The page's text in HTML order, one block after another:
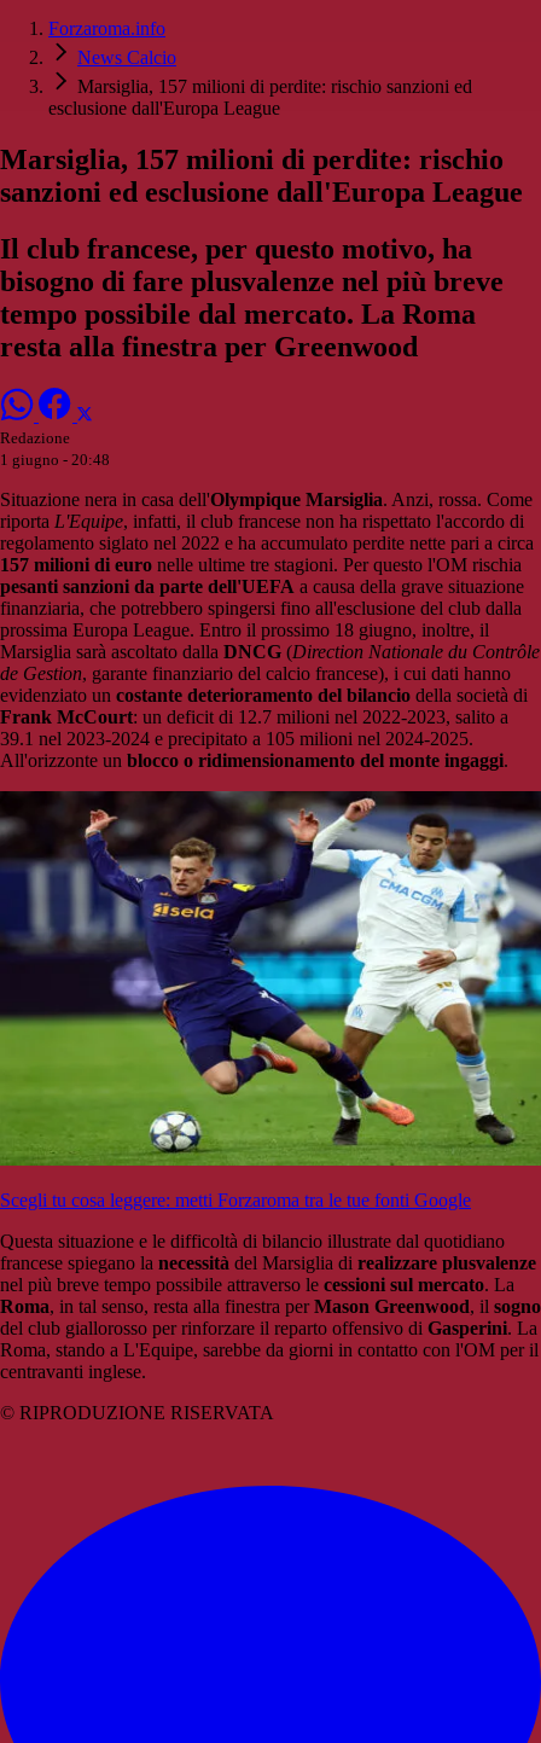
Forzaroma.info
News Calcio
Marsiglia, 157 milioni di perdite: rischio sanzioni ed
esclusione dall'Europa League
Marsiglia, 157 milioni di perdite: rischio
sanzioni ed esclusione dall'Europa League
Il club francese, per questo motivo, ha
bisogno di fare plusvalenze nel più breve
tempo possibile dal mercato. La Roma
resta alla finestra per Greenwood
Redazione
1 giugno - 20:48
Situazione nera in casa dell'Olympique Marsiglia. Anzi, rossa. Come
riporta L'Equipe, infatti, il club francese non ha rispettato l'accordo di
regolamento siglato nel 2022 e ha accumulato perdite nette pari a circa
157 milioni di euro nelle ultime tre stagioni. Per questo l'OM rischia
pesanti sanzioni da parte dell'UEFA a causa della grave situazione
finanziaria, che potrebbero spingersi fino all'esclusione del club dalla
prossima Europa League. Entro il prossimo 18 giugno, inoltre, il
Marsiglia sarà ascoltato dalla DNCG (Direction Nationale du Contrôle
de Gestion, garante finanziario del calcio francese), i cui dati hanno
evidenziato un costante deterioramento del bilancio della società di
Frank McCourt: un deficit di 12.7 milioni nel 2022-2023, salito a
39.1 nel 2023-2024 e precipitato a 105 milioni nel 2024-2025.
All'orizzonte un blocco o ridimensionamento del monte ingaggi.
Scegli tu cosa leggere: metti Forzaroma tra le tue fonti Google
Questa situazione e le difficoltà di bilancio illustrate dal quotidiano
francese spiegano la necessità del Marsiglia di realizzare plusvalenze
nel più breve tempo possibile attraverso le cessioni sul mercato. La
Roma, in tal senso, resta alla finestra perMason Greenwood, il sogno
del club giallorosso per rinforzare il reparto offensivo di Gasperini. La
Roma, stando a L'Equipe, sarebbe da giorni in contatto con l'OM per il
centravanti inglese.
© RIPRODUZIONE RISERVATA